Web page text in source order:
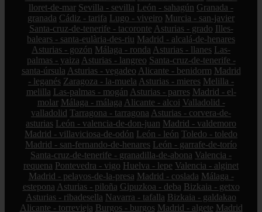
lloret-de-mar Sevilla - sevilla León - sahagún Granada -
granada Cádiz - tarifa Lugo - viveiro Murcia - san-javier
Santa-cruz-de-tenerife - tacoronte Asturias - grado Illes-
balears - santa-eulària-des-riu Madrid - alcalá-de-henares
Asturias - gozón Málaga - ronda Asturias - llanes Las-
palmas - yaiza Asturias - langreo Santa-cruz-de-tenerife -
santa-úrsula Asturias - vegadeo Alicante - benidorm Madrid
- leganés Zaragoza - la-muela Asturias - mieres Melilla -
melilla Las-palmas - mogán Asturias - parres Madrid - el-
molar Málaga - málaga Alicante - alcoi Valladolid -
valladolid Tarragona - tarragona Asturias - corvera-de-
asturias León - valencia-de-don-juan Madrid - valdemoro
Madrid - villaviciosa-de-odón León - león Toledo - toledo
Madrid - san-fernando-de-henares León - garrafe-de-torío
Santa-cruz-de-tenerife - granadilla-de-abona Valencia -
requena Pontevedra - vigo Huelva - lepe Valencia - alginet
Madrid - pelayos-de-la-presa Madrid - coslada Málaga -
estepona Asturias - piloña Gipuzkoa - deba Bizkaia - getxo
Asturias - ribadesella Navarra - tafalla Bizkaia - galdakao
Alicante - torrevieja Burgos - burgos Madrid - algete Madrid